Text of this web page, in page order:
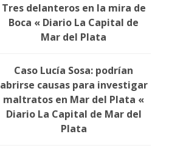
Tres delanteros en la mira de
Boca « Diario La Capital de
Mar del Plata
Caso Lucía Sosa: podrían
abrirse causas para investigar
maltratos en Mar del Plata «
Diario La Capital de Mar del
Plata